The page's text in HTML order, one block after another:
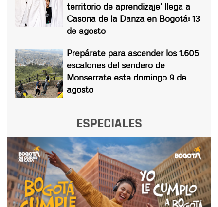
territorio de aprendizaje' llega a
Casona de la Danza en Bogotá: 13
de agosto
Prepárate para ascender los 1.605
escalones del sendero de
Monserrate este domingo 9 de
agosto
ESPECIALES